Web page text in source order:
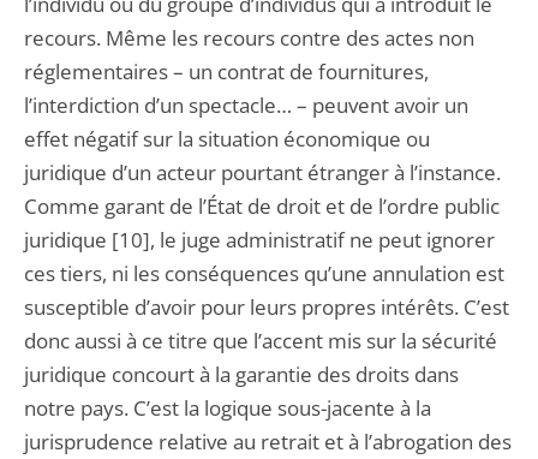
recours. Même les recours contre des actes non
réglementaires – un contrat de fournitures,
l’interdiction d’un spectacle… – peuvent avoir un
effet négatif sur la situation économique ou
juridique d’un acteur pourtant étranger à l’instance.
Comme garant de l’État de droit et de l’ordre public
juridique [10], le juge administratif ne peut ignorer
ces tiers, ni les conséquences qu’une annulation est
susceptible d’avoir pour leurs propres intérêts. C’est
donc aussi à ce titre que l’accent mis sur la sécurité
juridique concourt à la garantie des droits dans
notre pays. C’est la logique sous-jacente à la
jurisprudence relative au retrait et à l’abrogation des